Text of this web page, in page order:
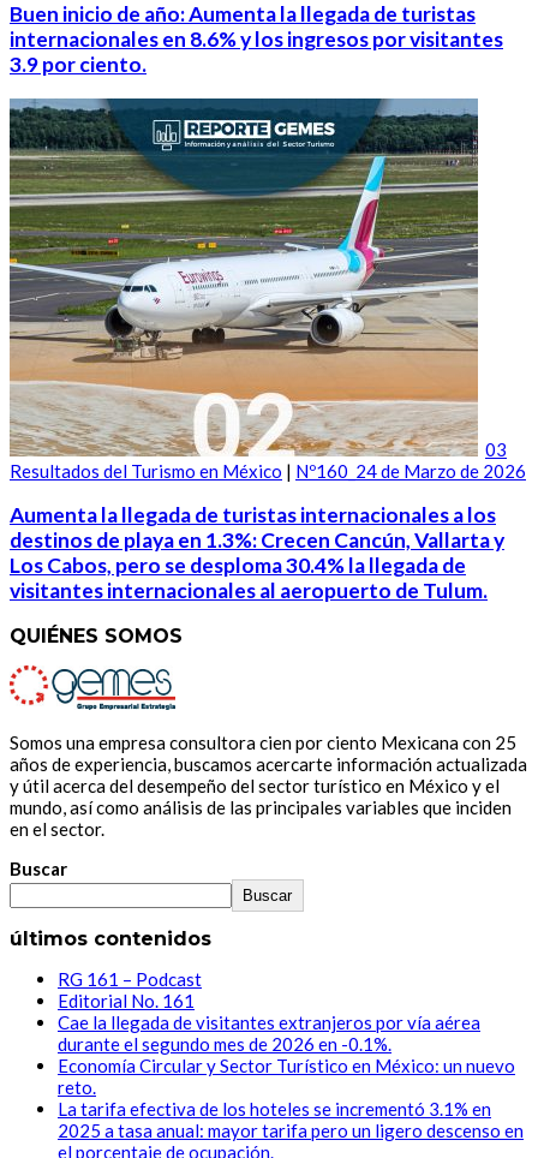
Buen inicio de año: Aumenta la llegada de turistas
internacionales en 8.6% y los ingresos por visitantes
3.9 por ciento.
03
Resultados del Turismo en México | Nº160_24 de Marzo de 2026
Aumenta la llegada de turistas internacionales a los
destinos de playa en 1.3%: Crecen Cancún, Vallarta y
Los Cabos, pero se desploma 30.4% la llegada de
visitantes internacionales al aeropuerto de Tulum.
QUIÉNES SOMOS
Somos una empresa consultora cien por ciento Mexicana con 25
años de experiencia, buscamos acercarte información actualizada
y útil acerca del desempeño del sector turístico en México y el
mundo, así como análisis de las principales variables que inciden
en el sector.
Buscar
Buscar
últimos contenidos
RG 161 – Podcast
Editorial No. 161
Cae la llegada de visitantes extranjeros por vía aérea
durante el segundo mes de 2026 en -0.1%.
Economía Circular y Sector Turístico en México: un nuevo
reto.
La tarifa efectiva de los hoteles se incrementó 3.1% en
2025 a tasa anual: mayor tarifa pero un ligero descenso en
el porcentaje de ocupación.